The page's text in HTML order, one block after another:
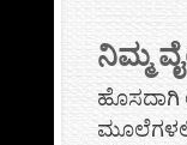
ನಿಮ್ಮ
ಹೊಸದಾಗಿ